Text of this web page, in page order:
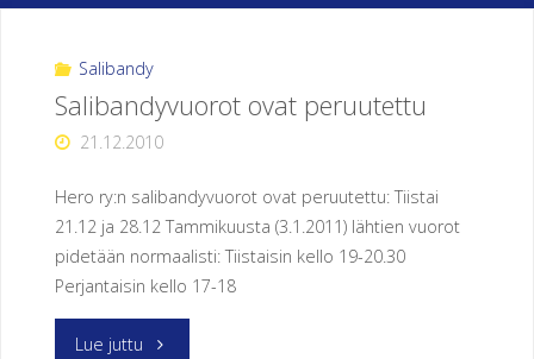
Tsekissä
5.2.2011"
Salibandy
Salibandyvuorot ovat peruutettu
21.12.2010
Hero ry:n salibandyvuorot ovat peruutettu: Tiistai
21.12 ja 28.12 Tammikuusta (3.1.2011) lähtien vuorot
pidetään normaalisti: Tiistaisin kello 19-20.30
Perjantaisin kello 17-18
Lue juttu"Salibandyvuorot